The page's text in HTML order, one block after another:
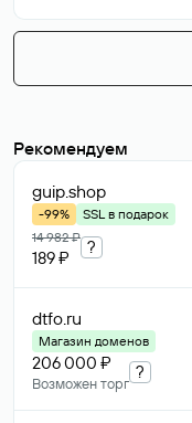
Рекомендуем
guip.shop
-99%
SSL в подарок
14 982 ₽
189 ₽
?
dtfo.ru
Магазин доменов
206 000 ₽
Возможен торг
?